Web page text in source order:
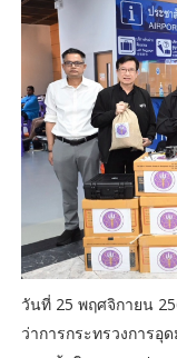
วันที่ 25 พฤศจิกายน
ว่าการกระทรวงการอุ